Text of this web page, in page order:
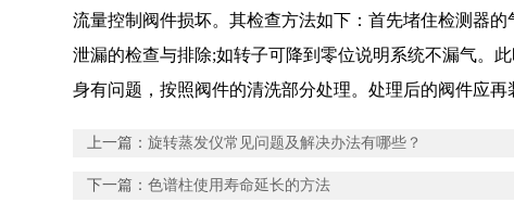
流量控制阀件损坏。其检查方法如下：首先堵住检测器
泄漏的检查与排除;如转子可降到零位说明系统不漏气。
身有问题，按照阀件的清洗部分处理。处理后的阀件应再
上一篇：旋转蒸发仪常见问题及解决办法有哪些？
下一篇：色谱柱使用寿命延长的方法